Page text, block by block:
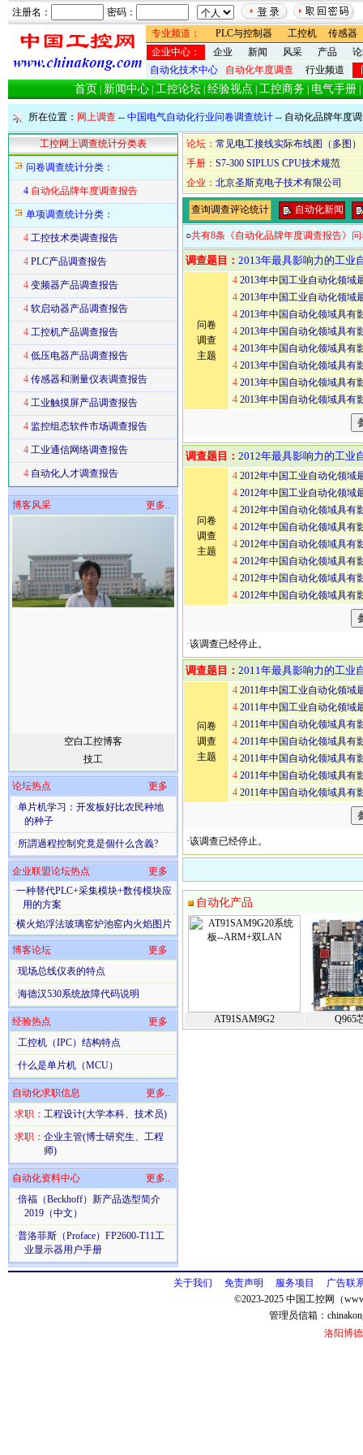
注册名：
密码：
专业频道：
PLC与控制器 工控机
传感器
企业中心：
企业 新闻 风采 产品
自动化技术中心
自动化年度调查 行业频道
首页 新闻中心 工控论坛 经验视点 工控商务 电气手册
所在位置： 网上调查 -- 中国电气自动化行业问卷调查统计 -- 自动化品牌年度
工控网上调查统计分类表
问卷调查统计分类：
4 自动化品牌年度调查报告
单项调查统计分类：
4 工控技术类调查报告
4 PLC产品调查报告
4 变频器产品调查报告
4 软启动器产品调查报告
4 工控机产品调查报告
4 低压电器产品调查报告
4 传感器和测量仪表调查报告
4 工业触摸屏产品调查报告
4 监控组态软件市场调查报告
4 工业通信网络调查报告
4 自动化人才调查报告
博客风采 更多..
空白工控博客
技工
论坛热点
更多
·单片机学习：开发板好比农民种地
的种子
·所謂過程控制究竟是個什么含義?
企业联盟论坛热点
更多
·一种替代PLC+采集模块+数传模块应
用的方案
·横火焰浮法玻璃窑炉池窑内火焰图片
博客论坛
更多
·现场总线仪表的特点
·海德汉530系统故障代码说明
经验热点
更多
·工控机（IPC）结构特点
·什么是单片机（MCU）
自动化求职信息
更多..
求职： 工程设计(大学本科、技术员)
求职： 企业主管(博士研究生、工程
师)
自动化资料中心
更多..
·倍福（Beckhoff）新产品选型简介
2019（中文）
·普洛菲斯（Proface）FP2600-T11工
业显示器用户手册
论坛： 常见电工接线实际布线图（多图）
手册： S7-300 SIPLUS CPU技术规范
企业： 北京圣斯克电子技术有限公司
查询调查评论统计 自动化新闻
○共有8条《自动化品牌年度调查报告》
调查题目： 2013年最具影响力的工业
问卷
调查
主题
4 2013年中国工业自动化领域
4 2013年中国工业自动化领域
4 2013年中国自动化领域具有
4 2013年中国自动化领域具有
4 2013年中国自动化领域具有
4 2013年中国自动化领域具有
4 2013年中国自动化领域具有
4 2013年中国自动化领域具有
调查题目： 2012年最具影响力的工业
问卷
调查
主题
4 2012年中国工业自动化领域
4 2012年中国工业自动化领域
4 2012年中国自动化领域具有
4 2012年中国自动化领域具有
4 2012年中国自动化领域具有
4 2012年中国自动化领域具有
4 2012年中国自动化领域具有
4 2012年中国自动化领域具有
·该调查已经停止。
调查题目： 2011年最具影响力的工业
问卷
调查
主题
4 2011年中国工业自动化领域
4 2011年中国工业自动化领域
4 2011年中国自动化领域具有
4 2011年中国自动化领域具有
4 2011年中国自动化领域具有
4 2011年中国自动化领域具有
4 2011年中国自动化领域具有
·该调查已经停止。
自动化产品
AT91SAM9G2 Q965
关于我们 免责声明 服务项目
广告联
©2023-2025 中国工控网（
管理员信箱：
洛阳博